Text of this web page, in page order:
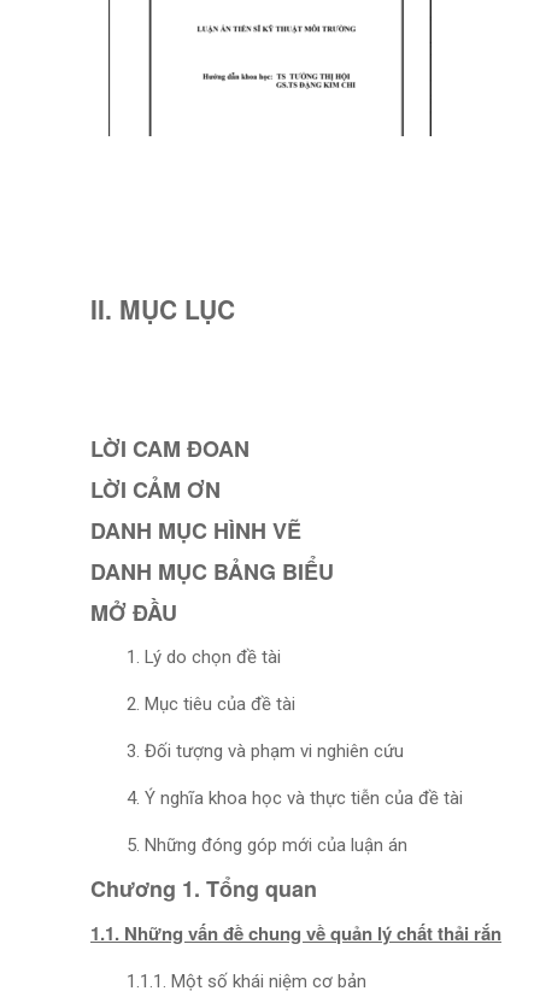
II. MỤC LỤC
LỜI CAM ĐOAN
LỜI CẢM ƠN
DANH MỤC HÌNH VẼ
DANH MỤC BẢNG BIỂU
MỞ ĐẦU
1. Lý do chọn đề tài
2. Mục tiêu của đề tài
3. Đối tượng và phạm vi nghiên cứu
4. Ý nghĩa khoa học và thực tiễn của đề tài
5. Những đóng góp mới của luận án
Chương 1. Tổng quan
1.1. Những vấn đề chung về quản lý chất thải rắn
1.1.1. Một số khái niệm cơ bản